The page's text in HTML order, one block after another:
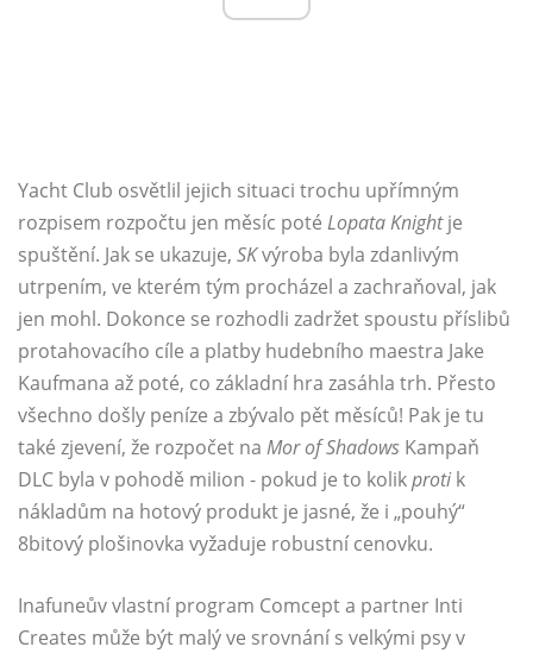
Yacht Club osvětlil jejich situaci trochu upřímným
rozpisem rozpočtu jen měsíc poté Lopata Knightje
spuštění. Jak se ukazuje, SKvýroba byla zdanlivým
utrpením, ve kterém tým procházel a zachraňoval, jak
jen mohl. Dokonce se rozhodli zadržet spoustu příslibů
protahovacího cíle a platby hudebního maestra Jake
Kaufmana až poté, co základní hra zasáhla trh. Přesto
všechno došly peníze a zbývalo pět měsíců! Pak je tu
také zjevení, že rozpočet na Mor of Shadows Kampaň
DLC byla v pohodě milion - pokud je to kolikproti k
nákladům na hotový produkt je jasné, že i „pouhý“
8bitový plošinovka vyžaduje robustní cenovku.
Inafuneův vlastní program Comcept a partner Inti
Creates může být malý ve srovnání s velkými psy v